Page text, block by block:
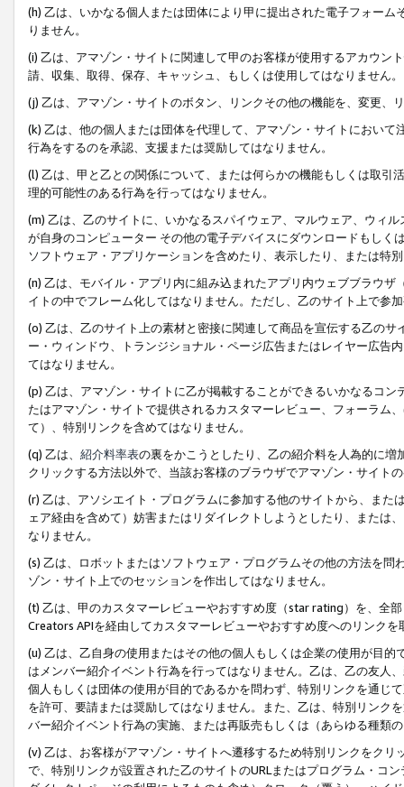
(h) 乙は、いかなる個人または団体により甲に提出された電子フォー
りません。
(i) 乙は、アマゾン・サイトに関連して甲のお客様が使用するアカウン
請、収集、取得、保存、キャッシュ、もしくは使用してはなりません。
(j) 乙は、アマゾン・サイトのボタン、リンクその他の機能を、変更、
(k) 乙は、他の個人または団体を代理して、アマゾン・サイトにおい
行為をするのを承認、支援または奨励してはなりません。
(l) 乙は、甲と乙との関係について、または何らかの機能もしくは取
理的可能性のある行為を行ってはなりません。
(m) 乙は、乙のサイトに、いかなるスパイウェア、マルウェア、ウィ
が自身のコンピューター その他の電子デバイスにダウンロードもし
ソフトウェア・アプリケーションを含めたり、表示したり、または特
(n) 乙は、モバイル・アプリ内に組み込まれたアプリ内ウェブブラウ
イトの中でフレーム化してはなりません。ただし、乙のサイト上で参
(o) 乙は、乙のサイト上の素材と密接に関連して商品を宣伝する乙の
ー・ウィンドウ、トランジショナル・ページ広告またはレイヤー広告
てはなりません。
(p) 乙は、アマゾン・サイトに乙が掲載することができるいかなるコ
たはアマゾン・サイトで提供されるカスタマーレビュー、フォーラム
て）、特別リンクを含めてはなりません。
(q) 乙は、 紹介料率表の裏をかこうとしたり、乙の紹介料を人為的に
クリックする方法以外で、当該お客様のブラウザでアマゾン・サイト
(r) 乙は、アソシエイト・プログラムに参加する他のサイトから、ま
ェア経由を含めて）妨害またはリダイレクトしようとしたり、または
なりません。
(s) 乙は、ロボットまたはソフトウェア・プログラムその他の方法を
ゾン・サイト上でのセッションを作出してはなりません。
(t) 乙は、甲のカスタマーレビューやおすすめ度（star rating）を、全
Creators APIを経由してカスタマーレビューやおすすめ度へのリンクを
(u) 乙は、乙自身の使用またはその他の個人もしくは企業の使用が目
はメンバー紹介イベント行為を行ってはなりません。乙は、乙の友人
個人もしくは団体の使用が目的であるかを問わず、特別リンクを通じ
を許可、要請または奨励してはなりません。また、乙は、特別リンク
バー紹介イベント行為の実施、または再販売もしくは（あらゆる種類
(v) 乙は、お客様がアマゾン・サイトへ遷移するため特別リンクをク
で、特別リンクが設置された乙のサイトのURLまたはプログラム・コ